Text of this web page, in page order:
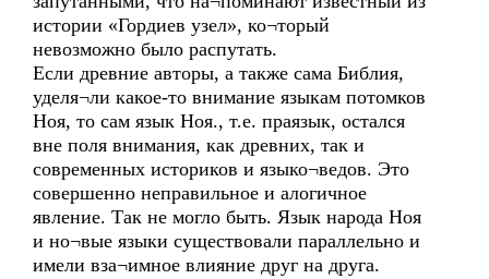
истории «Гордиев узел», ко¬торый
невозможно было распутать.
Если древние авторы, а также сама Библия,
уделя¬ли какое-то внимание языкам потомков
Ноя, то сам язык Ноя., т.е. праязык, остался
вне поля внимания, как древних, так и
современных историков и языко¬ведов. Это
совершенно неправильное и алогичное
явление. Так не могло быть. Язык народа Ноя
и но¬вые языки существовали параллельно и
имели вза¬имное влияние друг на друга.